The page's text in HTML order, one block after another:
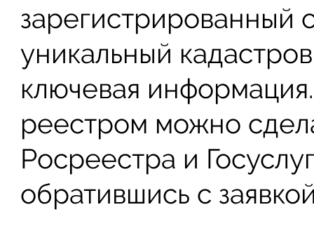
зарегистрированный
уникальный
ключевая
реестром можно
Росреестра и
обратившись с